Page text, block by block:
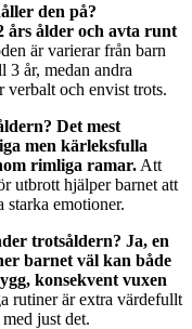
den på?
ålder och avta runt
är varierar från barn
år, medan andra
verbalt och envist trots.
Det mest
men kärleksfulla
rimliga ramar. Att
utbrott hjälper barnet att
starka emotioner.
trotsåldern? Ja, en
barnet väl kan både
konsekvent vuxen
rutiner är extra värdefullt
just det.